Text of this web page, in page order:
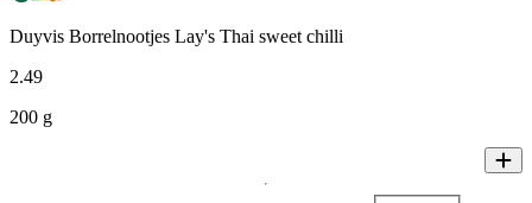
Duyvis Borrelnootjes Lay's Thai sweet chilli
2.49
200 g